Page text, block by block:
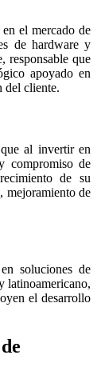
en el mercado de
de hardware y
responsable que
apoyado en
del cliente.
que al invertir en
compromiso de
de su
mejoramiento de
soluciones de
latinoamericano,
el desarrollo